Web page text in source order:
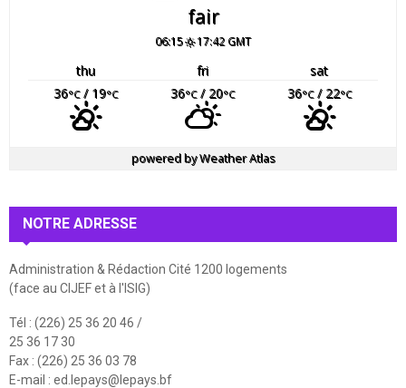
fair
06:15 17:42 GMT
thu fri
sat
36°C/ 19°C 36°C/ 20°C 36°C/ 22°C
powered byWeather Atlas
NOTRE ADRESSE
Administration & Rédaction Cité 1200 logements
(face au CIJEF et à l'ISIG)
Tél : (226) 25 36 20 46 /
25 36 17 30
Fax : (226) 25 36 03 78
E-mail : ed.lepays@lepays.bf